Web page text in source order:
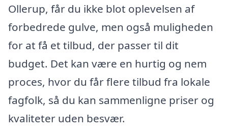
Ollerup, får du ikke blot oplevelsen af
forbedrede gulve, men også muligheden
for at få et tilbud, der passer til dit
budget. Det kan være en hurtig og nem
proces, hvor du får flere tilbud fra lokale
fagfolk, så du kan sammenligne priser og
kvaliteter uden besvær.